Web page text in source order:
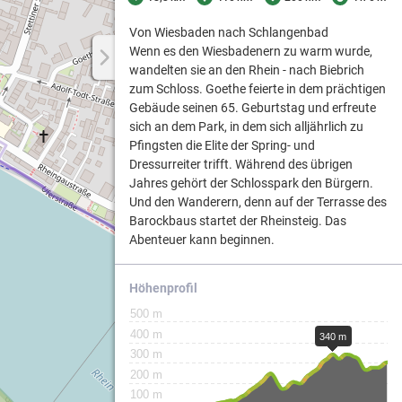
Von Wiesbaden nach Schlangenbad
Wenn es den Wiesbadenern zu warm wurde,
wandelten sie an den Rhein - nach Biebrich
zum Schloss. Goethe feierte in dem prächtigen
Gebäude seinen 65. Geburtstag und erfreute
sich an dem Park, in dem sich alljährlich zu
Pfingsten die Elite der Spring- und
Dressurreiter trifft. Während des übrigen
Jahres gehört der Schlosspark den Bürgern.
Und den Wanderern, denn auf der Terrasse des
Barockbaus startet der Rheinsteig. Das
Abenteuer kann beginnen.
Höhenprofil
100 m
200 m
300 m
400 m
500 m
340 m